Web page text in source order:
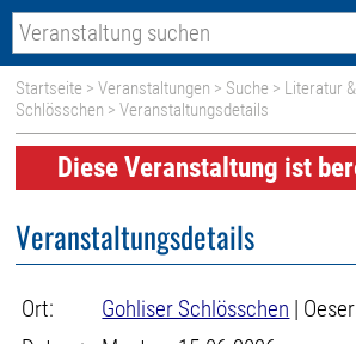
Startseite >Veranstaltungen > Suche > Literatur
Schlösschen > Veranstaltungsdetails
Diese Veranstaltung ist
Veranstaltungsdetails
Ort: Gohliser Schlösschen |